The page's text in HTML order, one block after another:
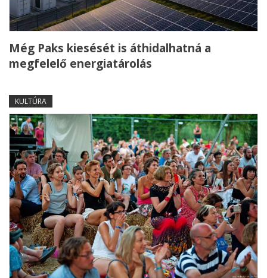
Még Paks kiesését is áthidalhatná a
megfelelő energiatárolás
KULTÚRA